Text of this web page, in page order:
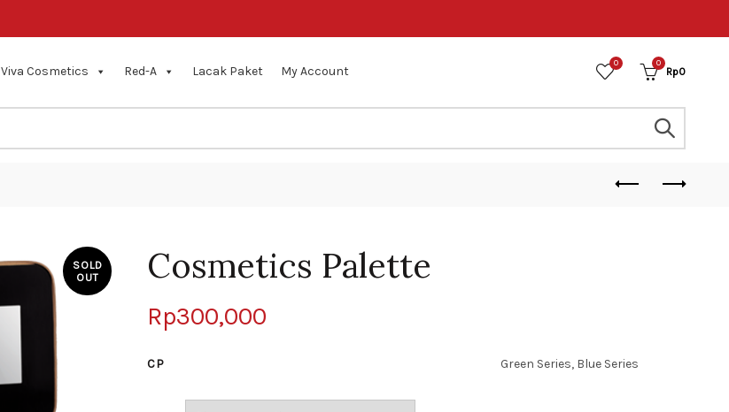
Viva Cosmetics Red-A Lacak Paket My Account
0 0
Rp0
SOLD
OUT
Cosmetics Palette
Rp300,000
CP Green Series, Blue Series